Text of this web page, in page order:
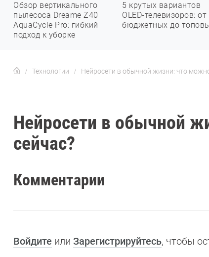
Обзор вертикального
пылесоса Dreame Z40
AquaCycle Pro: гибкий
подход к уборке
5 крутых вариантов
OLED-телевизоров: от
бюджетных до
Технологии Нейросети в обычной жизни: что
Нейросети в обычной
сейчас?
Комментарии
Войдите или Зарегистрируйтесь, чтобы